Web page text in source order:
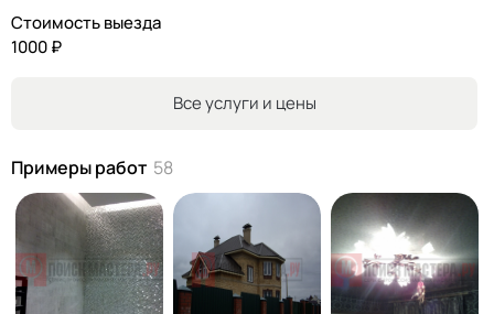
Стоимость выезда
1000 ₽
Все услуги и цены
Примеры работ 58